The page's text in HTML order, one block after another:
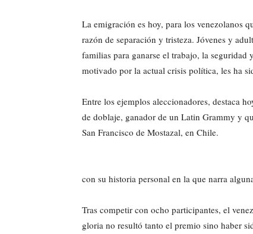
La emigración es hoy, para los venezolanos
razón de separación y tristeza. Jóvenes y
familias para ganarse el trabajo, la
motivado por la actual crisis política, les ha
Entre los ejemplos aleccionadores, destaca
de doblaje, ganador de un Latin Grammy y
San Francisco de Mostazal, en Chile.
con su historia personal en la que narra
Tras competir con ocho participantes, el
gloria no resultó tanto el premio sino haber